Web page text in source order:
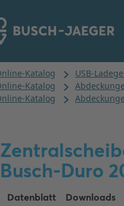
Busch-Duro
Datenblatt Downloads